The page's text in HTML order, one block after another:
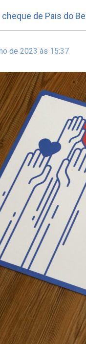
cheque de Pais do
de 2023 às 15:37